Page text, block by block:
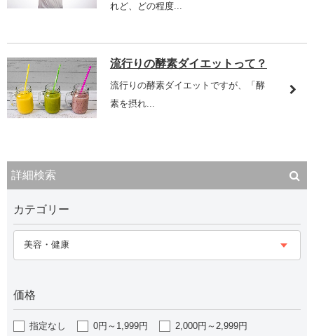
れど、どの程度...
流行りの酵素ダイエットって？
流行りの酵素ダイエットですが、「酵
素を摂れ...
詳細検索
カテゴリー
美容・健康
価格
指定なし 0円～1,999円
2,000円～2,999円